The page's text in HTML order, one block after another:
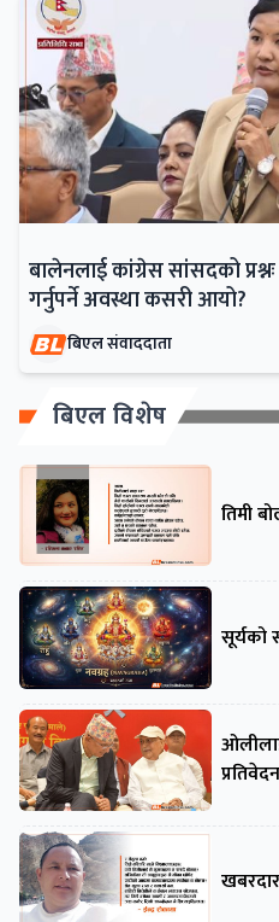
बालेनलाई कांग्रेस सांसदको
गर्नुपर्ने अवस्था कसरी आयो?
बिएल संवाददाता
बिएल विशेष
तिमी
सूर्यको
ओलीलाई